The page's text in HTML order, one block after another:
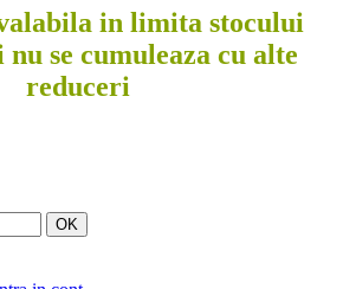
in limita stocului
se cumuleaza cu alte
reduceri
OK